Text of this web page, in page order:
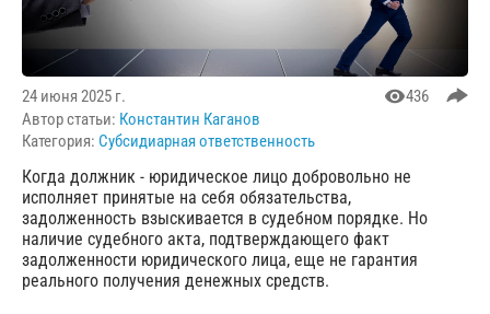
24 июня 2025 г.
Автор статьи: Константин Каганов
Категория: Субсидиарная ответственность
436
Когда должник - юридическое лицо добровольно не
исполняет принятые на себя обязательства,
задолженность взыскивается в судебном порядке. Но
наличие судебного акта, подтверждающего факт
задолженности юридического лица, еще не гарантия
реального получения денежных средств.